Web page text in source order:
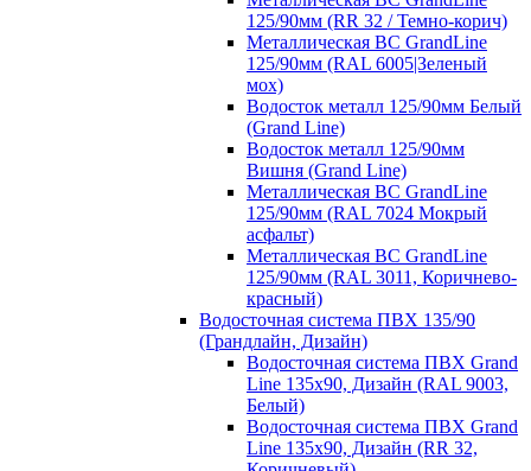
125/90мм (RR 32 / Темно-корич)
Металлическая ВС GrandLine
125/90мм (RAL 6005|Зеленый
мох)
Водосток металл 125/90мм Белый
(Grand Line)
Водосток металл 125/90мм
Вишня (Grand Line)
Металлическая ВС GrandLine
125/90мм (RAL 7024 Мокрый
асфальт)
Металлическая ВС GrandLine
125/90мм (RAL 3011, Коричнево-
красный)
Водосточная система ПВХ 135/90
(Грандлайн, Дизайн)
Водосточная система ПВХ Grand
Line 135х90, Дизайн (RAL 9003,
Белый)
Водосточная система ПВХ Grand
Line 135х90, Дизайн (RR 32,